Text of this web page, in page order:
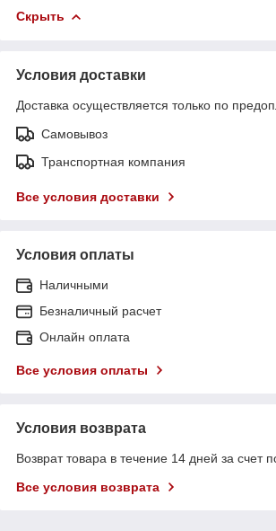
Скрыть
Условия доставки
Доставка осуществляется только по
Самовывоз
Транспортная компания
Все условия доставки
Условия оплаты
Наличными
Безналичный расчет
Онлайн оплата
Все условия оплаты
Условия возврата
Возврат товара в течение 14 дней за счет
Все условия возврата